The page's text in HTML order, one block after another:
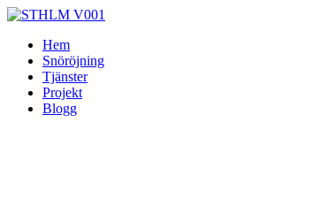
Skip
contentHem
Snöröjning
Tjänster
Projekt
Blogg